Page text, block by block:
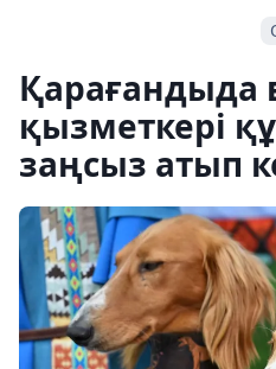
Қарағандыда
қызметкері
заңсыз атып